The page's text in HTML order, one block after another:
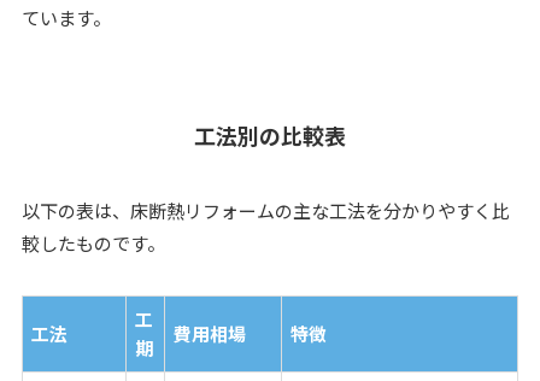
ています。
工法別の比較表
以下の表は、床断熱リフォームの主な工法を分かりやすく比
較したものです。
工法
工
期
費用相場 特徴